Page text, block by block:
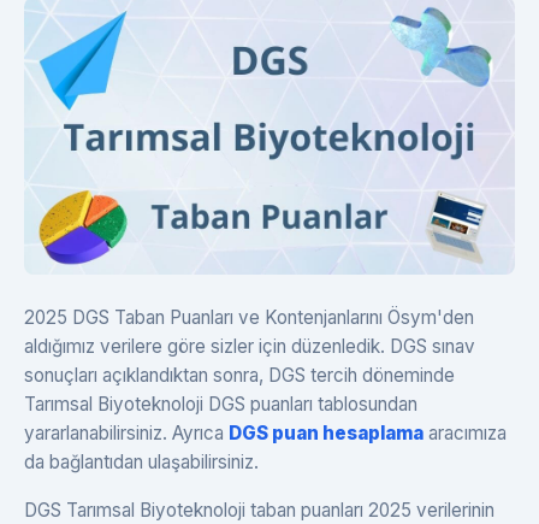
2025 DGS Taban Puanları ve Kontenjanlarını Ösym'den
aldığımız verilere göre sizler için düzenledik. DGS sınav
sonuçları açıklandıktan sonra, DGS tercih döneminde
Tarımsal Biyoteknoloji DGS puanları tablosundan
yararlanabilirsiniz. Ayrıca DGS puan hesaplama aracımıza
da bağlantıdan ulaşabilirsiniz.
DGS Tarımsal Biyoteknoloji taban puanları 2025 verilerinin